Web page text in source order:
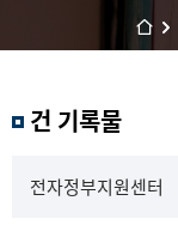
과 건 기록물
전자정부지원센터